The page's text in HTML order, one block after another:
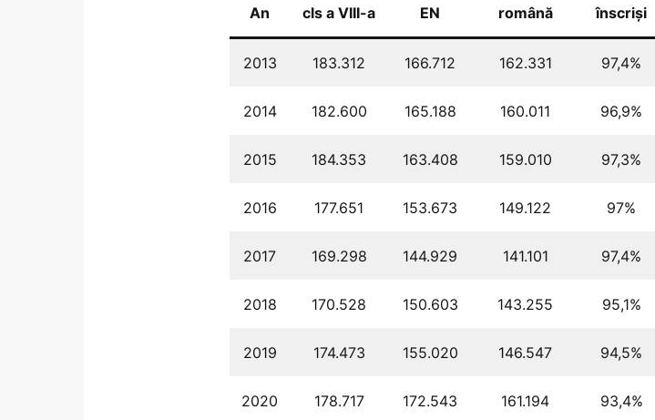
An
cls a VIII-a
EN
română
înscriși
2013 183.312 166.712 162.331 97,4%
2014 182.600 165.188 160.011 96,9%
2015 184.353 163.408 159.010 97,3%
2016 177.651 153.673 149.122 97%
2017 169.298 144.929 141.101 97,4%
2018 170.528 150.603 143.255 95,1%
2019 174.473 155.020 146.547 94,5%
2020 178.717 172.543 161.194 93,4%